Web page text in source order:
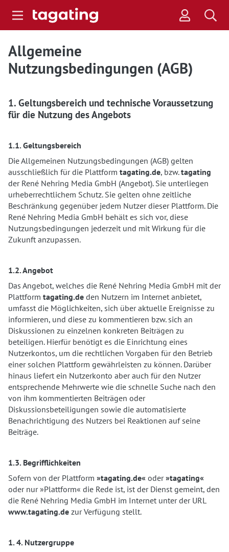
Allgemeine
Nutzungsbedingungen (AGB)
1. Geltungsbereich und technische Voraussetzung
für die Nutzung des Angebots
1.1. Geltungsbereich
Die Allgemeinen Nutzungsbedingungen (AGB) gelten
ausschließlich für die Plattform tagating.de, bzw.tagating
der René Nehring Media GmbH (Angebot). Sie unterliegen
urheberrechtlichem Schutz. Sie gelten ohne zeitliche
Beschränkung gegenüber jedem Nutzer dieser Plattform. Die
René Nehring Media GmbH behält es sich vor, diese
Nutzungsbedingungen jederzeit und mit Wirkung für die
Zukunft anzupassen.
1.2. Angebot
Das Angebot, welches die René Nehring Media GmbH mit der
Plattform tagating.de den Nutzern im Internet anbietet,
umfasst die Möglichkeiten, sich über aktuelle Ereignisse zu
informieren, und diese zu kommentieren bzw. sich an
Diskussionen zu einzelnen konkreten Beiträgen zu
beteiligen. Hierfür benötigt es die Einrichtung eines
Nutzerkontos, um die rechtlichen Vorgaben für den Betrieb
einer solchen Plattform gewährleisten zu können. Darüber
hinaus liefert ein Nutzerkonto aber auch für den Nutzer
entsprechende Mehrwerte wie die schnelle Suche nach den
von ihm kommentierten Beiträgen oder
Diskussionsbeteiligungen sowie die automatisierte
Benachrichtigung des Nutzers bei Reaktionen auf seine
Beiträge.
1.3. Begrifflichkeiten
Sofern von der Plattform »tagating.de« oder»tagating«
oder nur »Plattform« die Rede ist, ist der Dienst gemeint, den
die René Nehring Media GmbH im Internet unter der URL
www.tagating.de zur Verfügung stellt.
1. 4. Nutzergruppe